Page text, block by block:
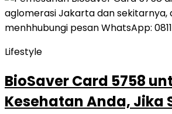
Lifestyle
BioSaver Card 5758
Kesehatan Anda, Jika